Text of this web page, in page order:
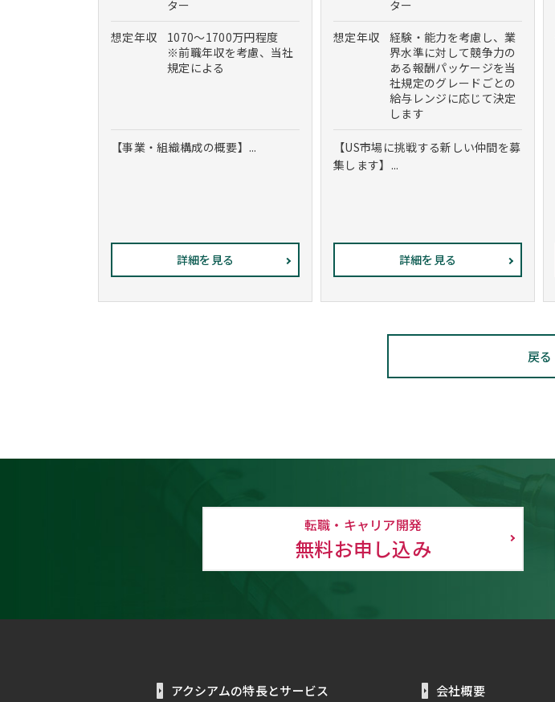
ター
想定年収
1070～1700万円程度
※前職年収を考慮、当社
規定による
【事業・組織構成の概要】...
詳細を見る
ター
想定年収
経験・能力を考慮し、業
界水準に対して競争力の
ある報酬パッケージを当
社規定のグレードごとの
給与レンジに応じて決定
します
【US市場に挑戦する新しい仲間を募
集します】...
詳細を見る
戻る
転職・キャリア開発
無料お申し込み
アクシアムの特長とサービス 会社概要